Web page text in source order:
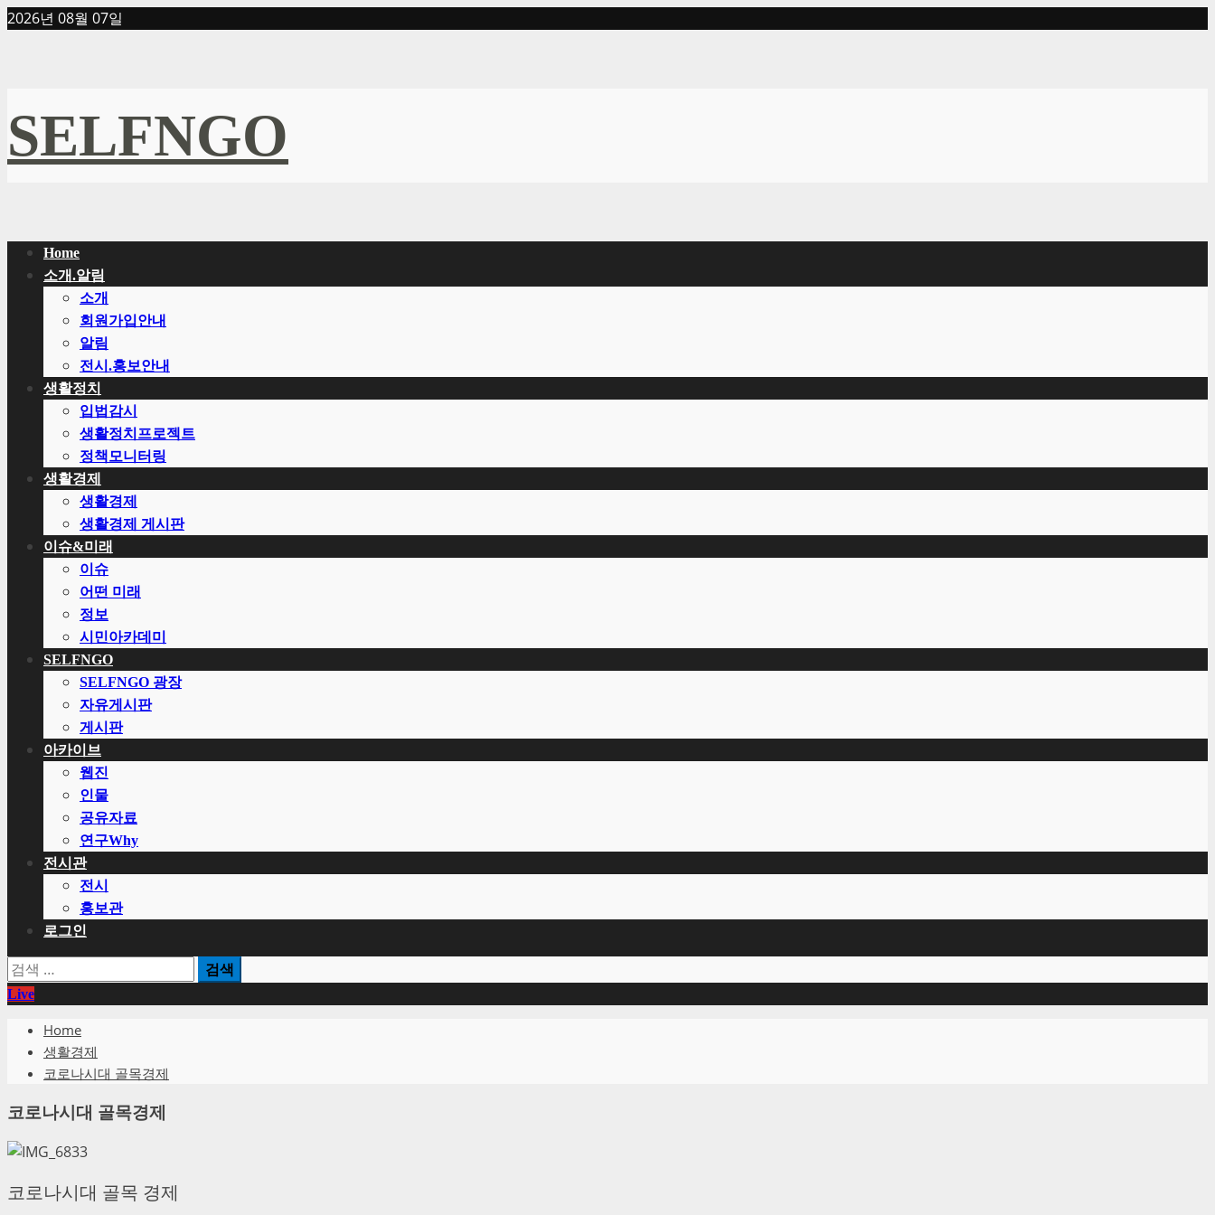
Skip
2026년 08월 07일
SELFNGO
Primary
Menu
Home
소개.알림
소개
회원가입안내
알림
전시.홍보안내
생활정치
입법감시
생활정치프로젝트
정책모니터링
생활경제
생활경제
생활경제 게시판
이슈&미래
이슈
어떤 미래
정보
시민아카데미
SELFNGO
SELFNGO 광장
자유게시판
게시판
아카이브
웹진
인물
공유자료
연구Why
전시관
전시
홍보관
로그인
검
색:
Live
Home
생활경제
코로나시대 골목경제
코로나시대 골목경제
코로나시대 골목 경제